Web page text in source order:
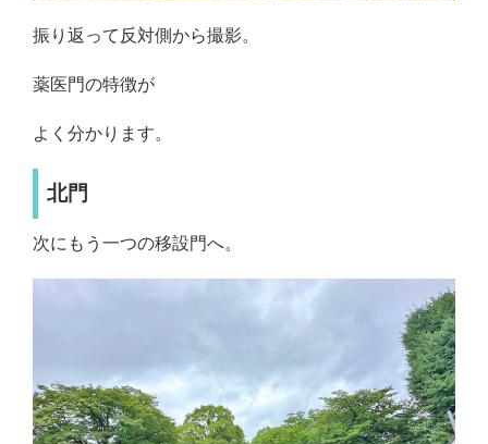
振り返って反対側から撮影。
薬医門の特徴が
よく分かります。
北門
次にもう一つの移設門へ。